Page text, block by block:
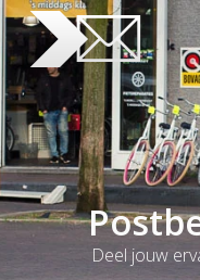
Deel jouw